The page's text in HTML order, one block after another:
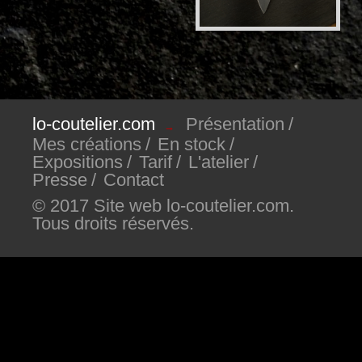
lo-coutelier.com →
Présentation
Mes créations
En stock
Expositions
Tarif
L'atelier
Presse
Contact
© 2017 Site web lo-coutelier.com.
Tous droits réservés.